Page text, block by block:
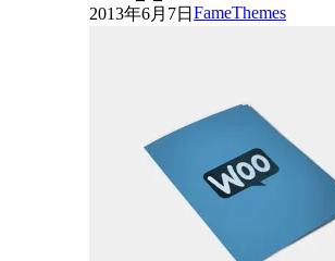
2013年6月7日 FameThemes